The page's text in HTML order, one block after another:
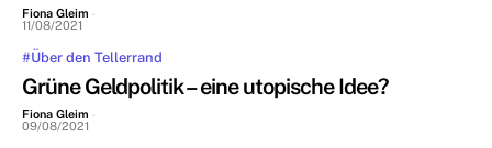
Fiona Gleim -
11/08/2021
#Über den Tellerrand
Grüne Geldpolitik – eine utopische Idee?
Fiona Gleim -
09/08/2021